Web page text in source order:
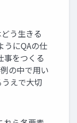
う生きる
うにQAの仕
事をつくる
の中で用い
えで大切